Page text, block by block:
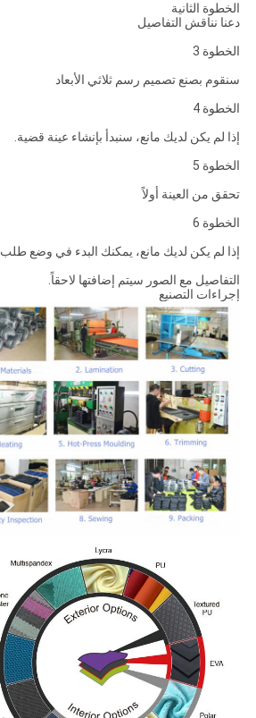
الخطوة الثانية
دعنا نناقش التفاصيل
الخطوة 3
سنقوم بصنع تصميم رسم ثلاثي الأبعاد
الخطوة 4
إذا لم يكن لديك مانع، سنبدأ بإنشاء عينة قضية.
الخطوة 5
تحقق من العينة أولاً
الخطوة 6
إذا لم يكن لديك مانع، يمكنك البدء في وضع طلب
التفاصيل مع الصور سيتم إضافتها لاحقاً.
إجراءات التصنيع